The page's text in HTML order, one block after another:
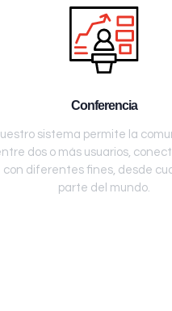
Conferencia
sistema permite la
dos o más usuarios,
con diferentes fines, desde
parte del mundo.